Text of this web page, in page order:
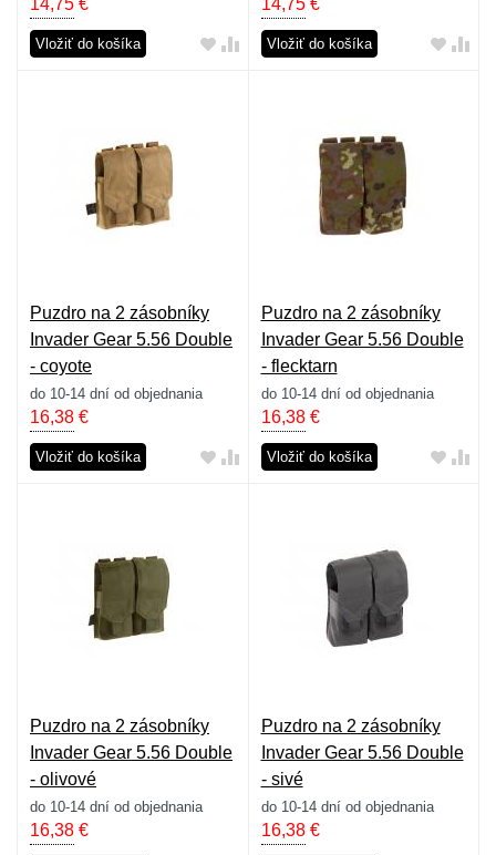
14,75 €
Vložiť do košíka
14,75€
Vložiť do košíka
Puzdro na 2 zásobníky
Invader Gear 5.56 Double
- coyote
do 10-14 dní od objednania
16,38 €
Vložiť do košíka
Puzdro na 2 zásobníky
Invader Gear 5.56 Double
- flecktarn
do 10-14 dní od objednania
16,38€
Vložiť do košíka
Puzdro na 2 zásobníky
Invader Gear 5.56 Double
- olivové
do 10-14 dní od objednania
16,38 €
Puzdro na 2 zásobníky
Invader Gear 5.56 Double
- sivé
do 10-14 dní od objednania
16,38€